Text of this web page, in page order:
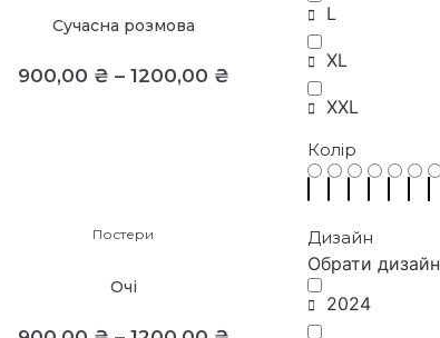
Сучасна розмова
900,00 ₴ – 1200,00 ₴
Постери
Очі
L
XL
XXL
Колір
Дизайн
Обрати дизайн
2024